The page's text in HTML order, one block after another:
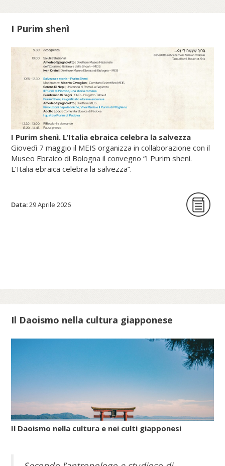
Scopri di più su fscire.it...
I Purim shenì
I Purim shenì. L’Italia ebraica celebra la salvezza
Giovedì 7 maggio il MEIS organizza in collaborazione con il
Museo Ebraico di Bologna il convegno “I Purim shenì.
L’Italia ebraica celebra la salvezza”.
La giornata di studi intende per la prima
volta indagare origine, circostanze storiche
Data:29 Aprile 2026
Il Daoismo nella cultura giapponese
Il Daoismo nella cultura e nei culti giapponesi